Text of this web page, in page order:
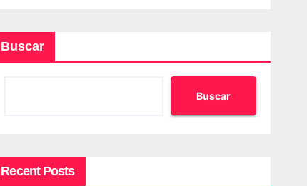
Buscar
Buscar
Recent Posts